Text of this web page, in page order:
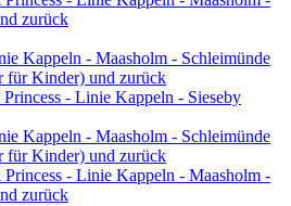
zurück
Kappeln - Maasholm - Schleimünde
für Kinder) und zurück
- Linie Kappeln - Sieseby
Kappeln - Maasholm - Schleimünde
für Kinder) und zurück
- Linie Kappeln - Maasholm -
zurück